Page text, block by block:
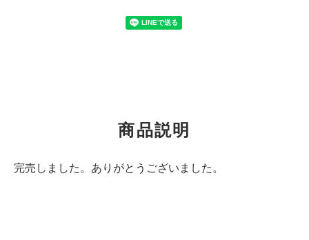
商品説明
完売しました。ありがとうございました。